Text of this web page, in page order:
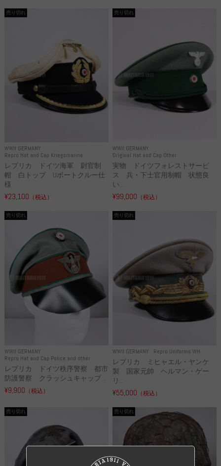
WWII GERMANY
Repro Hat and Cap Kriegsmarine
売り切れ
レプリカ ドイツ海軍 尉官制
帽 白トップ Uボートクルー仕
様
¥23,100 （税込）
WWII GERMANY
Original Hat and Cap Other
売り切れ
実物 ドイツフォレストサービ
ス 兵・下士官用制帽 状態良
い...
¥99,000 （税込）
WWII GERMANY
Repro Hat and Cap Police and other
売り切れ
レプリカ ドイツ秩序警察 都市
防護警察 クラッシュキャップ...
¥9,900 （税込）
WWII GERMANY Repro Uniforms WH
売り切れ
レプリカ ミヒャエル・ヤンケ
製 国家元帥 ヘルマン・ゲー
リ...
¥55,000 （税込）
売り切れ 売り切れ